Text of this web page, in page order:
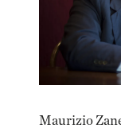
Maurizio